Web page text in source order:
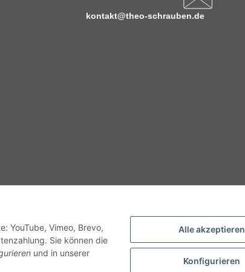
Alle akzeptieren
Konfigurieren
YouTube, Vimeo, Brevo,
Sie können die
und in unserer
kontakt@theo-schrauben.de
sein und vom Produkt abweichen.